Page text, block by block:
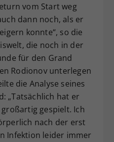
vom Start weg
dann noch, als er
konnte“, so die
die noch in der
für den Grand
Rodionov unterlegen
die Analyse seines
„Tatsächlich hat er
gespielt. Ich
nach der erst
Infektion leider immer